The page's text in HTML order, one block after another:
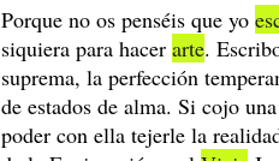
Porque no os penséis que yo
siquiera para hacer arte.
suprema, la perfección
de estados de alma. Si cojo una
poder con ella tejerle la